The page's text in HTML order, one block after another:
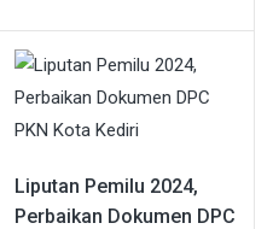
Liputan Pemilu 2024,
Perbaikan Dokumen DPC